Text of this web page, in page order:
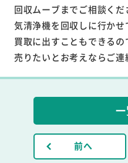
回収ムーブまでご相談く
気清浄機を回収しに行か
買取に出すこともできる
売りたいとお考えならご連
前へ